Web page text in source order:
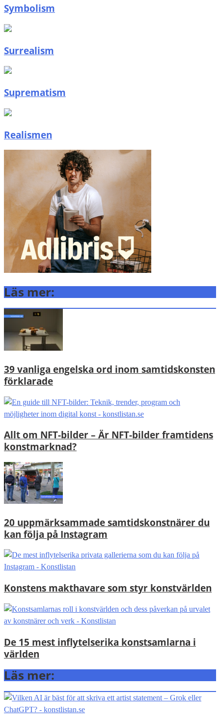
Symbolism
Surrealism
Suprematism
Realismen
Läs mer:
39 vanliga engelska ord inom samtidskonsten
förklarade
Allt om NFT-bilder – Är NFT-bilder framtidens
konstmarknad?
20 uppmärksammade samtidskonstnärer du
kan följa på Instagram
Konstens makthavare som styr konstvärlden
De 15 mest inflytelserika konstsamlarna i
världen
Läs mer: